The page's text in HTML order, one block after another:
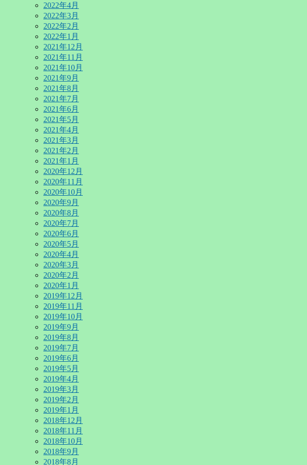
2022年4月
2022年3月
2022年2月
2022年1月
2021年12月
2021年11月
2021年10月
2021年9月
2021年8月
2021年7月
2021年6月
2021年5月
2021年4月
2021年3月
2021年2月
2021年1月
2020年12月
2020年11月
2020年10月
2020年9月
2020年8月
2020年7月
2020年6月
2020年5月
2020年4月
2020年3月
2020年2月
2020年1月
2019年12月
2019年11月
2019年10月
2019年9月
2019年8月
2019年7月
2019年6月
2019年5月
2019年4月
2019年3月
2019年2月
2019年1月
2018年12月
2018年11月
2018年10月
2018年9月
2018年8月